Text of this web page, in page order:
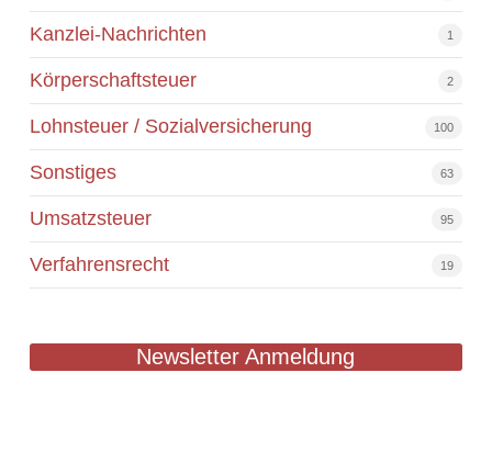
Kanzlei-Nachrichten 1
Körperschaftsteuer 2
Lohnsteuer / Sozialversicherung 100
Sonstiges 63
Umsatzsteuer 95
Verfahrensrecht 19
Newsletter Anmeldung